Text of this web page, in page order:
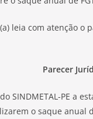
leia com atenção o
Parecer
SINDMETAL-PE a
o saque anual